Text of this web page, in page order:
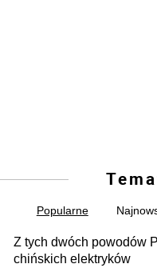
Popularne
Z tych dwóch powodów
chińskich elektryków